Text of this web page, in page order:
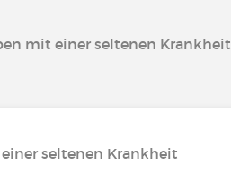
mit einer seltenen Krankheit
seltenen Krankheit